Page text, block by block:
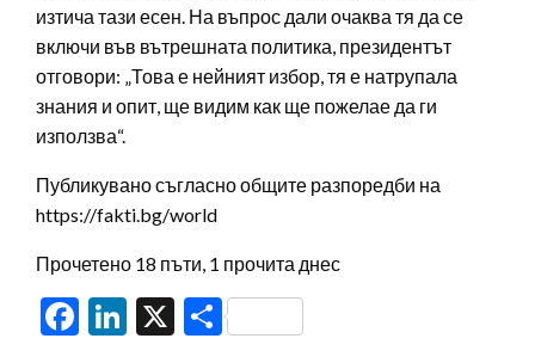
изтича тази есен. На въпрос дали очаква тя да се
включи във вътрешната политика, президентът
отговори: „Това е нейният избор, тя е натрупала
знания и опит, ще видим как ще пожелае да ги
използва“.
Публикувано съгласно общите разпоредби на
https://fakti.bg/world
Прочетено 18 пъти, 1 прочита днес
Facebook
LinkedIn
X Share